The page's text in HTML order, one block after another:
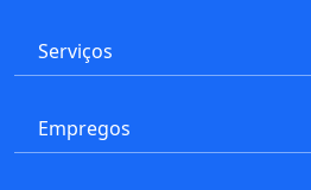
Serviços
Empregos